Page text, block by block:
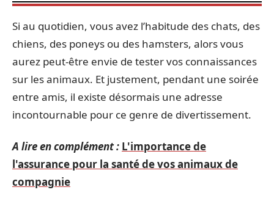
Si au quotidien, vous avez l’habitude des chats, des
chiens, des poneys ou des hamsters, alors vous
aurez peut-être envie de tester vos connaissances
sur les animaux. Et justement, pendant une soirée
entre amis, il existe désormais une adresse
incontournable pour ce genre de divertissement.
A lire en complément : L'importance de
l'assurance pour la santé de vos animaux de
compagnie